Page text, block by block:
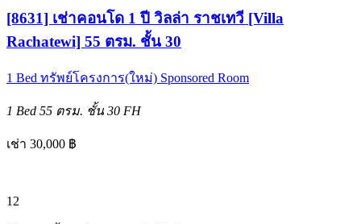
[8631] เช่าคอนโด 1 ปี วิลล่า ราชเทวี [Villa
Rachatewi] 55 ตรม. ชั้น 30
1 Bed ทรัพย์โครงการ(ใหม่) Sponsored Room
1 Bed 55 ตรม. ชั้น 30 FH
เช่า 30,000 ฿
12